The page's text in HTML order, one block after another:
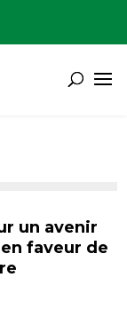
un avenir
faveur de